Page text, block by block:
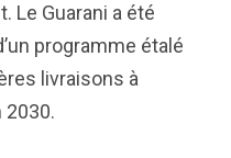
Le Guarani a été
programme étalé
livraisons à
2030.